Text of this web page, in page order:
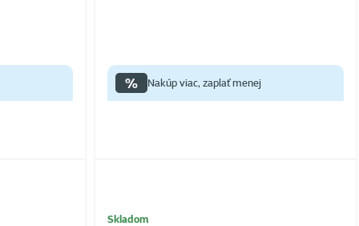
% Nakúp viac, zaplať menej
Skladom